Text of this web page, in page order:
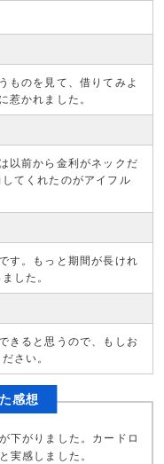
ものを見て、借りてみよ
惹かれました。
以前から金利がネックだ
てくれたのがアイフル
す。もっと期間が長けれ
した。
きると思うので、もしお
さい。
感想
下がりました。カードロ
実感しました。